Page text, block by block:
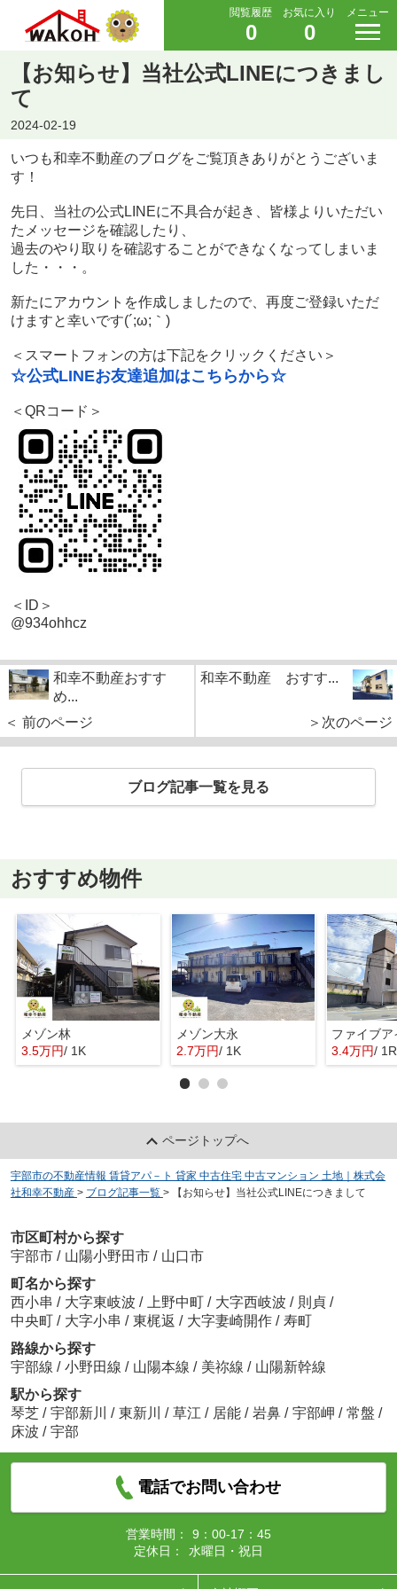
閲覧履歴
0
お気に入り
0
メニュー
【お知らせ】当社公式LINEにつきまし
て
2024-02-19
いつも和幸不動産のブログをご覧頂きありがとうございま
す！
先日、当社の公式LINEに不具合が起き、皆様よりいただい
たメッセージを確認したり、
過去のやり取りを確認することができなくなってしまいま
した・・・。
新たにアカウントを作成しましたので、再度ご登録いただ
けますと幸いです(´;ω;｀)
＜スマートフォンの方は下記をクリックください＞
☆公式LINEお友達追加はこちらから☆
＜QRコード＞
＜ID＞
@934ohhcz
和幸不動産おすす
め...
＜ 前のページ
和幸不動産 おすす...
＞次のページ
ブログ記事一覧を見る
おすすめ物件
メゾン林
3.5万円/ 1K
メゾン大永
2.7万円/ 1K
ファイブア
3.4万円/ 1R
ページトップへ
宇部市の不動産情報 賃貸アパ－ト 貸家 中古住宅 中古マンション 土地｜株式会
社和幸不動産 > ブログ記事一覧 > 【お知らせ】当社公式LINEにつきまして
市区町村から探す
宇部市 / 山陽小野田市 / 山口市
町名から探す
西小串 / 大字東岐波 / 上野中町 / 大字西岐波 / 則貞 /
中央町 / 大字小串 / 東梶返 / 大字妻崎開作 / 寿町
路線から探す
宇部線 / 小野田線 / 山陽本線 / 美祢線 / 山陽新幹線
駅から探す
琴芝 / 宇部新川 / 東新川 / 草江 / 居能 / 岩鼻 / 宇部岬 / 常盤 /
床波 / 宇部
電話でお問い合わせ
営業時間：
9：00-17：45
定休日：
水曜日・祝日